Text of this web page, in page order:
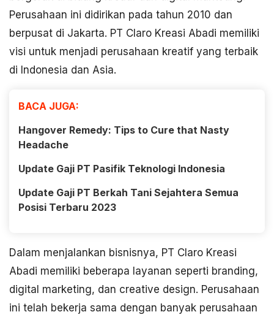
Perusahaan ini didirikan pada tahun 2010 dan
berpusat di Jakarta. PT Claro Kreasi Abadi memiliki
visi untuk menjadi perusahaan kreatif yang terbaik
di Indonesia dan Asia.
BACA JUGA:
Hangover Remedy: Tips to Cure that Nasty
Headache
Update Gaji PT Pasifik Teknologi Indonesia
Update Gaji PT Berkah Tani Sejahtera Semua
Posisi Terbaru 2023
Dalam menjalankan bisnisnya, PT Claro Kreasi
Abadi memiliki beberapa layanan seperti branding,
digital marketing, dan creative design. Perusahaan
ini telah bekerja sama dengan banyak perusahaan